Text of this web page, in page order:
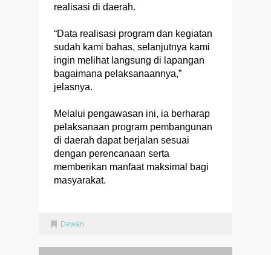
realisasi di daerah.
“Data realisasi program dan kegiatan
sudah kami bahas, selanjutnya kami
ingin melihat langsung di lapangan
bagaimana pelaksanaannya,”
jelasnya.
Melalui pengawasan ini, ia berharap
pelaksanaan program pembangunan
di daerah dapat berjalan sesuai
dengan perencanaan serta
memberikan manfaat maksimal bagi
masyarakat.
Dewan